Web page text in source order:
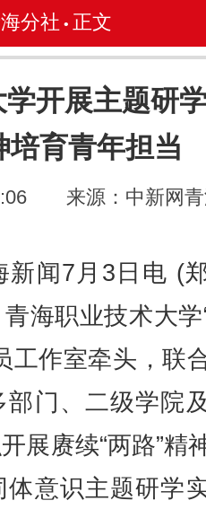
分社 • 正文
开展主题研
培育青年担当
来源：中新网
闻7月3日电 (
海职业技术大学
工作室牵头，联
部门、二级学院
展赓续“两路”精
意识主题研学